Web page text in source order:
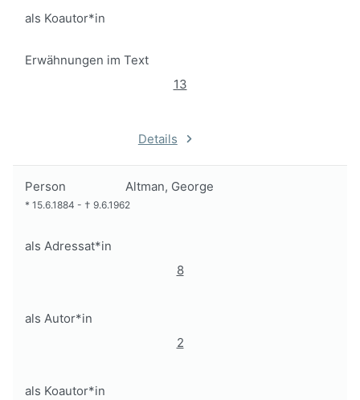
als Koautor*in
Erwähnungen im Text
13
Details
Person Altman, George
* 15.6.1884 - † 9.6.1962
als Adressat*in
8
als Autor*in
2
als Koautor*in